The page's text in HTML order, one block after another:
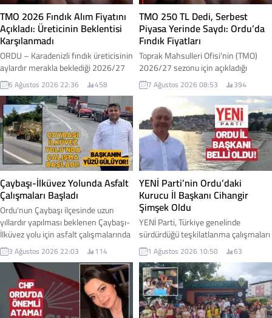
TMO 2026 Fındık Alım Fiyatını
Açıkladı: Üreticinin Beklentisi
Karşılanmadı
ORDU – Karadenizli fındık üreticisinin
aylardır merakla beklediği 2026/27
sezonu kabuklu fındık alım fiyatları
Toprak Mahsulleri Ofisi (TMO)
tarafından açıklandı. Açıklanan
fiyatlar, iktidar milletvekilleri
tarafından "müjde" olarak
duyurulurken, üretici cephesinde ise
beklentilerin altında kaldığı yönünde
değerlendirmeler yapıldı. İşte fındık
fiyatı...
6 Ağustos 2026 22:36 458
TMO 250 TL Dedi, Serbest
Piyasa Yerinde Saydı: Ordu’da
Fındık Fiyatları
Toprak Mahsulleri Ofisi'nin (TMO)
2026/27 sezonu için açıkladığı
kabuklu fındık alım fiyatlarının
ardından Ordu genelinde serbest
piyasada beklenen hareketlilik
yaşanmadı. Açıklanan fiyatlara
rağmen piyasada işlem gören fındık
fiyatları düşük seviyelerde kalmayı
sürdürdü. İşte Ordu genelindeki
serbest piyasa fındık fiyatı...
7 Ağustos 2026 08:53 394
Çaybaşı-İlküvez Yolunda Asfalt
Çalışmaları Başladı
Ordu'nun Çaybaşı ilçesinde uzun
yıllardır yapılması beklenen Çaybaşı-
İlküvez yolu için asfalt çalışmalarında
ilk adım atıldı. Yüklenici firmanın iş
makineleriyle sahaya inmesiyle
birlikte yol yapım çalışmalarına
resmen başlandı. Çaybaşı Belediye
Başkanı Mesut Karayiğit, çalışmalara
ilişkin gelişmeyi sosyal medya
3 Ağustos 2026 22:03 114
YENİ Parti’nin Ordu’daki
Kurucu İl Başkanı Cihangir
Şimşek Oldu
YENİ Parti, Türkiye genelinde
sürdürdüğü teşkilatlanma çalışmaları
kapsamında Ordu'daki yapılanmasını
başlattı. Parti Genel Merkezi
tarafından alınan kararla, Ordu İl
Teşkilatı'nın kuruluş sürecini
yürütmek üzere Cihangir Şimşek
kurucu il başkanı olarak
1 Ağustos 2026 10:50 63